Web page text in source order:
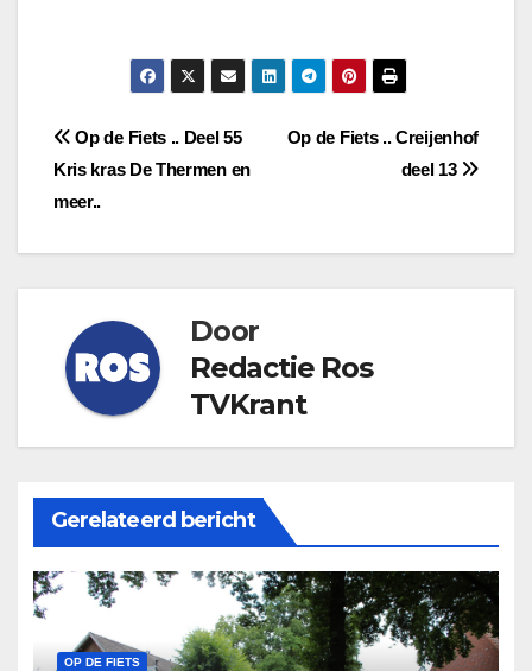
Bericht
navigatie
Op de Fiets .. Creijenhof
deel 13
Op de Fiets .. Deel 55
Kris kras De Thermen en
meer..
Door
Redactie Ros
TVKrant
Gerelateerd bericht
OP DE FIETS